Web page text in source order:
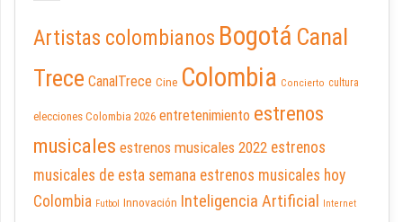
Artistas colombianos Bogotá Canal
Trece CanalTrece Cine Colombia Concierto cultura
elecciones Colombia 2026 entretenimiento estrenos
musicales estrenos musicales 2022 estrenos
musicales de esta semana estrenos musicales hoy
Colombia Futbol Innovación Inteligencia Artificial Internet